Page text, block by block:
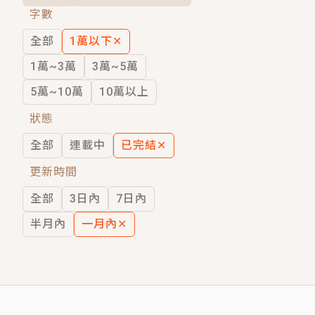
穿越｜《穿越遠古後成了野人娘子》你
字數
全部
1萬以下✕
1萬~3萬
3萬~5萬
5萬~10萬
10萬以上
狀態
全部
連載中 已完結✕
更新時間
全部
3日內
7日內
半月內
一月內 ✕